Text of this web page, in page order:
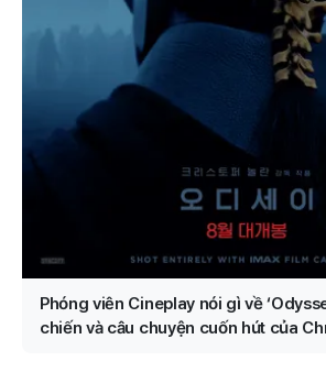
Phóng viên Cineplay nói gì về
chiến và câu chuyện cuốn hút của